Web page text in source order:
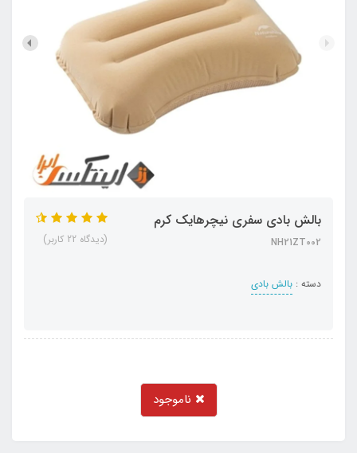
بالش بادی سفری نیچرهایک کرم
NH21ZT002
دسته : بالش بادی
(دیدگاه 22 کاربر)
ناموجود